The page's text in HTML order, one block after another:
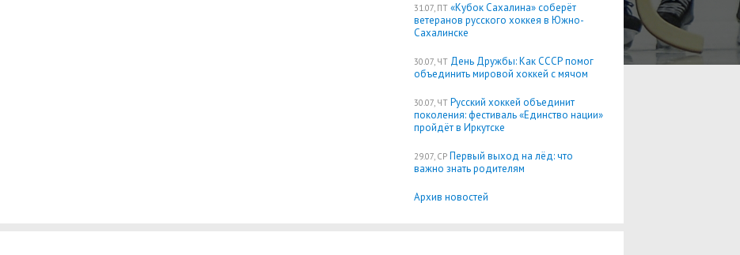
31.07, ПТ «Кубок Сахалина» соберёт
ветеранов русского хоккея в Южно-
Сахалинске
30.07, ЧТ День Дружбы: Как СССР помог
объединить мировой хоккей с мячом
30.07, ЧТ Русский хоккей объединит
поколения: фестиваль «Единство нации»
пройдёт в Иркутске
29.07, СР Первый выход на лёд: что
важно знать родителям
Архив новостей